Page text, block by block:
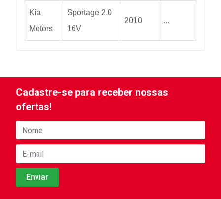
Kia
Motors
Sportage 2.0
16V
2010 ...
Cadastre-se para receber nossas
ofertas!